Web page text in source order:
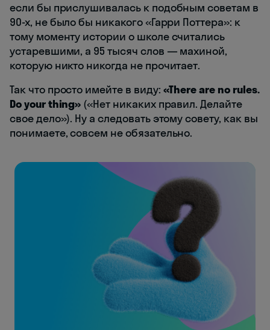
если бы прислушивалась к подобным советам в
90-х, не было бы никакого «Гарри Поттера»: к
тому моменту истории о школе считались
устаревшими, а 95 тысяч слов — махиной,
которую никто никогда не прочитает.
Так что просто имейте в виду: «There are no rules.
Do your thing» («Нет никаких правил. Делайте
свое дело»). Ну а следовать этому совету, как вы
понимаете, совсем не обязательно.